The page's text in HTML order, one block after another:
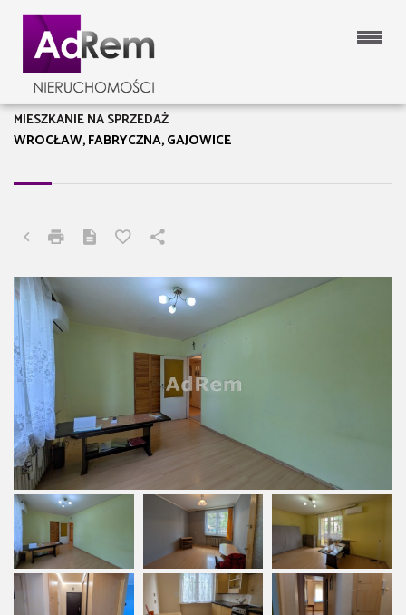
WROCŁAW, FABRYCZNA, GAJOWICE
MIESZKANIE NA SPRZEDAŻ